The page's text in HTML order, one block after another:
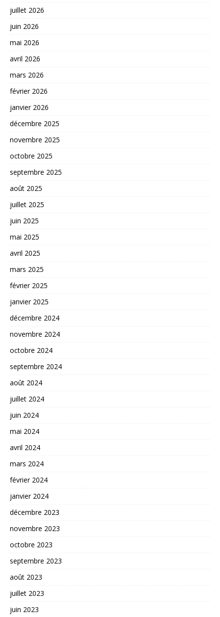
juillet 2026
juin 2026
mai 2026
avril 2026
mars 2026
février 2026
janvier 2026
décembre 2025
novembre 2025
octobre 2025
septembre 2025
août 2025
juillet 2025
juin 2025
mai 2025
avril 2025
mars 2025
février 2025
janvier 2025
décembre 2024
novembre 2024
octobre 2024
septembre 2024
août 2024
juillet 2024
juin 2024
mai 2024
avril 2024
mars 2024
février 2024
janvier 2024
décembre 2023
novembre 2023
octobre 2023
septembre 2023
août 2023
juillet 2023
juin 2023